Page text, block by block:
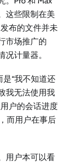
这些限制在美
布的文件并未
市场推广的
计量器。
是“我不知道还
我无法使用我
户的会话进度
而用户在事后
用户本可以看